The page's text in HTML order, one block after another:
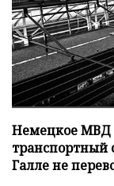
Немецкое МВД
транспортный
Галле не